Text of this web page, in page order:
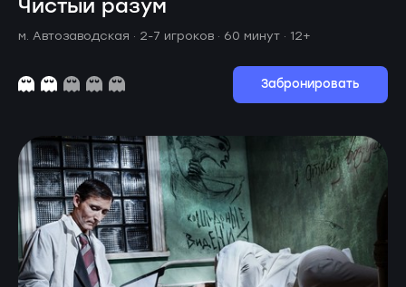
Чистый разум
м. Автозаводская · 2-7 игроков · 60 минут · 12+
Забронировать